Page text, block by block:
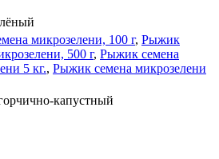
микрозелени, 100 г, Рыжик
500 г, Рыжик семена
5 кг., Рыжик семена микрозелени
капустный